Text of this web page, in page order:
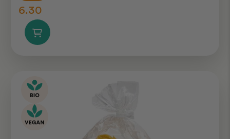
6.30